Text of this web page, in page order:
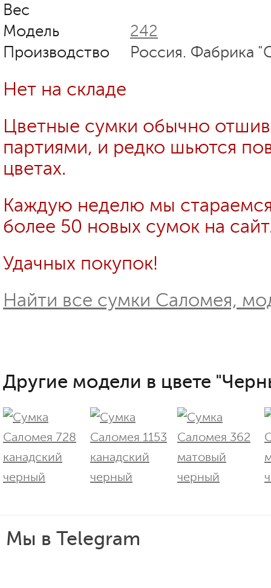
Вес
Модель
242
Производство
Россия. Фабрика
Нет на складе
Цветные сумки обычно
партиями, и редко шьются
цветах.
Каждую неделю мы
более 50 новых сумок на
Удачных покупок!
Найти все сумки Саломея,
Другие модели в цвете
Мы в Telegram